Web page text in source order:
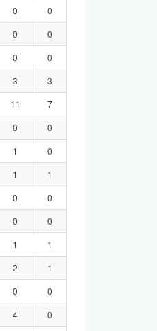
0
0
0
0
0
0
3
3
11
7
0
0
1
0
1
1
0
0
0
0
1
1
2
1
0
0
4
0